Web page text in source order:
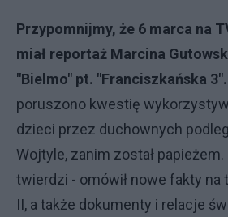
Przypomnijmy, że 6 marca na
miał reportaż Marcina
"Bielmo" pt. "Franciszkańska 3".
poruszono kwestię
dzieci przez duchownych
Wojtyle, zanim został
twierdzi - omówił nowe fakty na
II, a także dokumenty i relacje